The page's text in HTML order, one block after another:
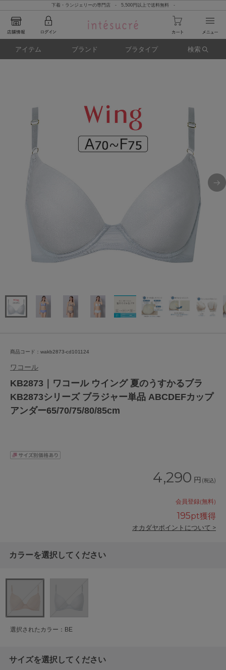
下着・ランジェリーの専門店 - 5,500円以上で送料無料 -
アイテム ブランド ブラタイプ 検索
商品コード：wakb2873-cd101124
ワコール
KB2873｜ワコール ウイング 夏のうすかるブラ
KB2873シリーズ ブラジャー単品 ABCDEFカップ
アンダー65/70/75/80/85cm
4,290 円 (税込)
会員登録(無料)
195pt獲得
オカダヤポイントについて >
カラーを選択してください
選択されたカラー：BE
サイズを選択してください